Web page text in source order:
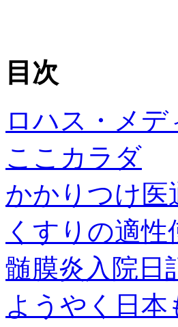
目次
ロハス・メデ
ここカラダ
かかりつけ医
くすりの適性
髄膜炎入院日
ようやく日本